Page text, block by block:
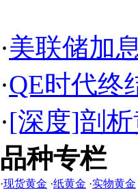
·美联储加
·QE时代终
·[深度]剖
品种专栏
·现货黄金 ·纸黄金 ·实物黄金